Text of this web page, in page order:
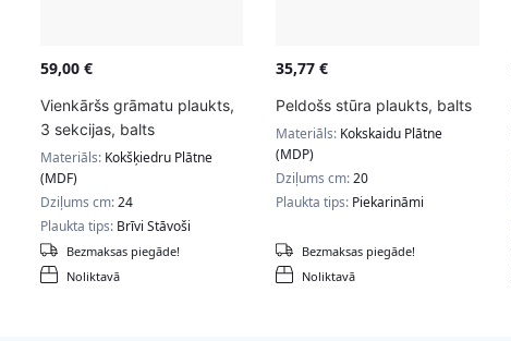
59,00 €
Vienkāršs grāmatu plaukts,
3 sekcijas, balts
Materiāls: Kokšķiedru Plātne
(MDF)
Dziļums cm:24
Plaukta tips: Brīvi Stāvoši
Noliktavā
Bezmaksas piegāde!
35,77€
Peldošs stūra plaukts, balts
Materiāls: Kokskaidu Plātne
(MDP)
Dziļums cm:20
Plaukta tips: Piekarināmi
Noliktavā
Bezmaksas piegāde!